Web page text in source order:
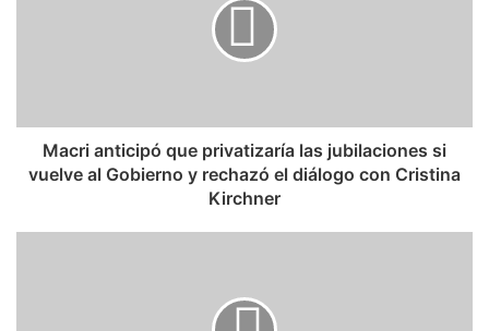
Macri anticipó que privatizaría las jubilaciones si
vuelve al Gobierno y rechazó el diálogo con Cristina
Kirchner